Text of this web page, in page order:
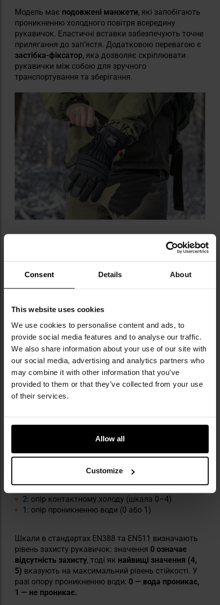
Consent Details About
This website uses cookies
We use cookies to personalise content and ads, to
provide social media features and to analyse our traffic.
We also share information about your use of our site with
our social media, advertising and analytics partners who
may combine it with other information that you’ve
provided to them or that they’ve collected from your use
of their services.
Allow all
Customize
Модель має подовжені манжети, які запобігають
проникненню холодного повітря всередину
рукавичок. Еластичні вставки забезпечують точне
прилягання до зап’ястя. Додатковою перевагою є
застібка-фіксатор, яка дозволяє скріплювати
рукавички між собою для зручного
транспортування та зберігання.
Рукавички відповідають стандарту захистуEN388
на рівні 3122XP
щодо стійкості до механічних
впливів, що означає:
3: стійкість до стирання (шкала 0–4)
1: стійкість до порізів (шкала 0–5)
2: стійкість до розриву (шкала 0–4)
2: стійкість до проколів (шкала 0–4)
(шкала A–F)
P: захист від ударів (тест пройдено)
Захист від холоду відповідає стандартуEN511 на
, що означає:
2: опір конвекційному холоду (шкала 0–4)
2: опір контактному холоду (шкала 0–4)
1: опір проникненню води (0 або 1)
Шкали в стандартах EN388 та EN511 визначають
рівень захисту рукавичок: значення 0 означає
відсутність захисту, тоді як найвищі значення (4,
5) вказують на максимальний рівень стійкості. У
разі опору проникненню води: 0 — вода проникає,
1 — не проникає.